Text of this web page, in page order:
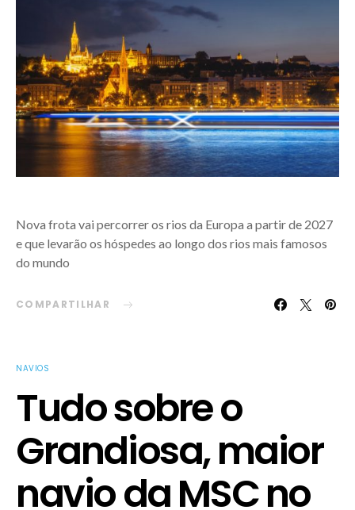
Nova frota vai percorrer os rios da Europa a partir de 2027
e que levarão os hóspedes ao longo dos rios mais famosos
do mundo
COMPARTILHAR
NAVIOS
Tudo sobre o
Grandiosa, maior
navio da MSC no